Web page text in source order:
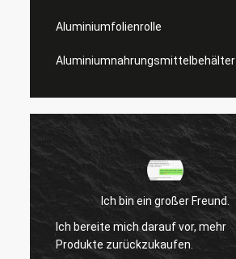
Aluminiumfolienrolle
Aluminiumnahrungsmittelbehälter
Ich bin ein großer Freund.
bereite mich darauf vor, mehr
zurückzukaufen.